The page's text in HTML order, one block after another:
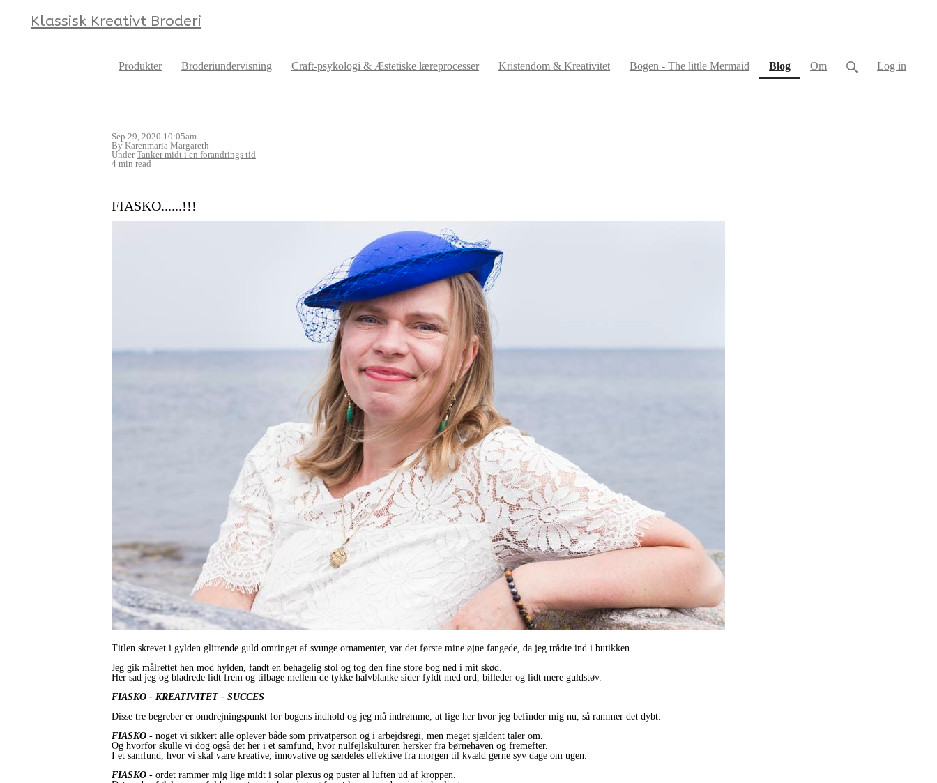
Klassisk Kreativt Broderi
Produkter Broderiundervisning Craft-psykologi & Æstetiske læreprocesser Kristendom & Kreativitet Bogen - The little Mermaid Blog(current)
Om Log in
Sep 29, 2020 10:05am
By Karenmaria Margareth
UnderTanker midt i en forandrings tid
4 min read
FIASKO......!!!
Titlen skrevet i gylden glitrende guld omringet af svunge ornamenter, var det første mine øjne fangede, da jeg trådte ind i butikken.
Jeg gik målrettet hen mod hylden, fandt en behagelig stol og tog den fine store bog ned i mit skød.
Her sad jeg og bladrede lidt frem og tilbage mellem de tykke halvblanke sider fyldt med ord, billeder og lidt mere guldstøv.
FIASKO - KREATIVITET - SUCCES
Disse tre begreber er omdrejningspunkt for bogens indhold og jeg må indrømme, at lige her hvor jeg befinder mig nu, så rammer det dybt.
FIASKO - noget vi sikkert alle oplever både som privatperson og i arbejdsregi, men meget sjældent taler om.
Og hvorfor skulle vi dog også det her i et samfund, hvor nulfejlskulturen hersker fra børnehaven og fremefter.
I et samfund, hvor vi skal være kreative, innovative og særdeles effektive fra morgen til kvæld gerne syv dage om ugen.
FIASKO - ordet rammer mig lige midt i solar plexus og puster al luften ud af kroppen.